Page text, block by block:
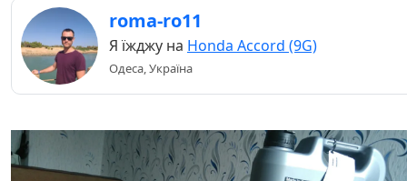
roma-ro11
Я їжджу на Honda Accord (9G)
Одеса, Україна